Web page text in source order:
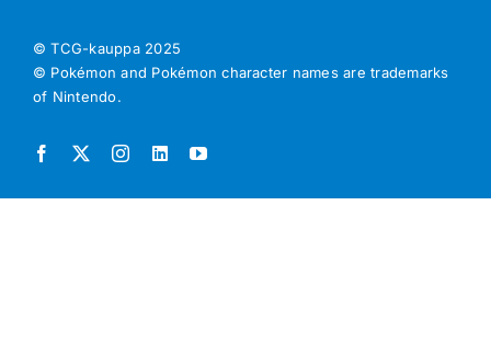
© TCG-kauppa 2025
© Pokémon and Pokémon character names are trademarks
of Nintendo.